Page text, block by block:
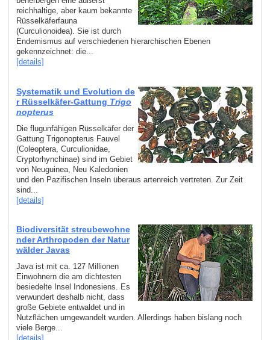
reichhaltige, aber kaum bekannte
Rüsselkäferfauna
(Curculionoidea). Sie ist durch
Endemismus auf verschiedenen hierarchischen Ebenen
gekennzeichnet: die...
[details]
Systematik und Evolution de
r Rüsselkäfer-Gattung Trigo
nopterus
Die flugunfähigen Rüsselkäfer der
Gattung Trigonopterus Fauvel
(Coleoptera, Curculionidae,
Cryptorhynchinae) sind im Gebiet
von Neuguinea, Neu Kaledonien
und den Pazifischen Inseln überaus artenreich vertreten. Zur Zeit
sind...
[details]
Biodiversität streubewohne
nder Arthropoden der Natur
wälder Javas
Java ist mit ca. 127 Millionen
Einwohnern die am dichtesten
besiedelte Insel Indonesiens. Es
verwundert deshalb nicht, dass
große Gebiete entwaldet und in
Nutzflächen umgewandelt wurden. Allerdings haben bislang noch
viele Berge...
[details]